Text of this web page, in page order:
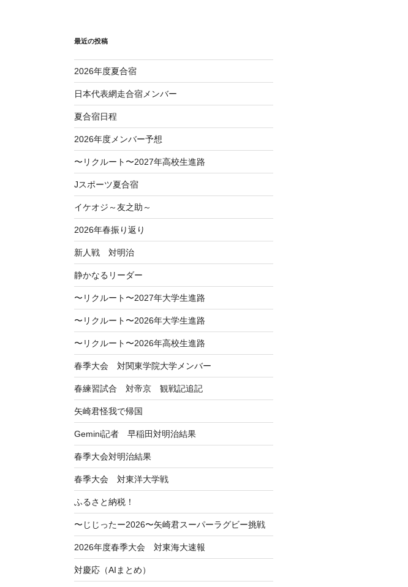
最近の投稿
2026年度夏合宿
日本代表網走合宿メンバー
夏合宿日程
2026年度メンバー予想
〜リクルート〜2027年高校生進路
Jスポーツ夏合宿
イケオジ～友之助～
2026年春振り返り
新人戦 対明治
静かなるリーダー
〜リクルート〜2027年大学生進路
〜リクルート〜2026年大学生進路
〜リクルート〜2026年高校生進路
春季大会 対関東学院大学メンバー
春練習試合 対帝京 観戦記追記
矢崎君怪我で帰国
Gemini記者 早稲田対明治結果
春季大会対明治結果
春季大会 対東洋大学戦
ふるさと納税！
〜じじったー2026〜矢崎君スーパーラグビー挑戦
2026年度春季大会 対東海大速報
対慶応（AIまとめ）